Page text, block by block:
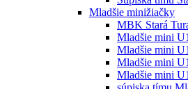
Mladšie minižiačky
MBK Stará
Mladšie mini
Mladšie mini
Mladšie mini
Mladšie mini